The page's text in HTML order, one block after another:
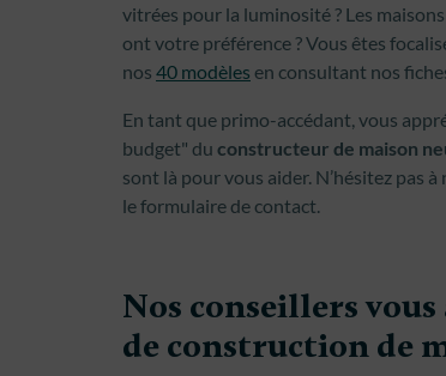
vitrées pour la luminosité ? Les
ont votre préférence ? Vous êtes
nos 40 modèles en consultant nos
En tant que primo-accédant, vous
budget" du constructeur de maison
sont là pour vous aider. N’hésitez pas à
le formulaire de contact.
Nos conseillers
de construction de